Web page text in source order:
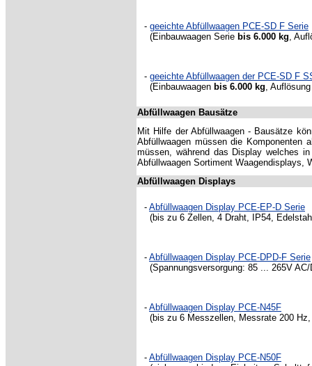
- geeichte Abfüllwaagen PCE-SD F Serie
(Einbauwaagen Serie bis 6.000 kg,
- geeichte Abfüllwaagen der PCE-SD F
(Einbauwaagen bis 6.000 kg,
Abfüllwaagen Bausätze
Mit Hilfe der Abfüllwaagen - Bausätze
Abfüllwaagen müssen die Komponenten
müssen, während das Display welches
Abfüllwaagen Sortiment Waagendisplays,
Abfüllwaagen Displays
- Abfüllwaagen Display PCE-EP-D Serie
(bis zu 6 Zellen, 4 Draht, IP54,
- Abfüllwaagen Display PCE-DPD-F Serie
(Spannungsversorgung: 85 ... 265V
- Abfüllwaagen Display PCE-N45F
(bis zu 6 Messzellen, Messrate 200
- Abfüllwaagen Display PCE-N50F